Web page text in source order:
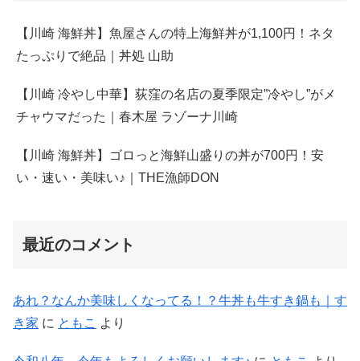
【川崎 海鮮丼】魚屋さんの特上海鮮丼が1,100円！ネタ
たっぷりで絶品｜丼処 山助
【川崎 冷やし中華】荻窪の名店の夏季限定”冷やし”がメ
チャウマだった｜春木屋 ラゾーナ川崎
【川崎 海鮮丼】ゴロっと海鮮山盛りの丼が700円！安
い・速い・美味い♪｜THE漁師DON
最近のコメント
あれ？なんか美味しくなってる！？牛丼も牛すき鍋も｜す
き家 に ともこ より